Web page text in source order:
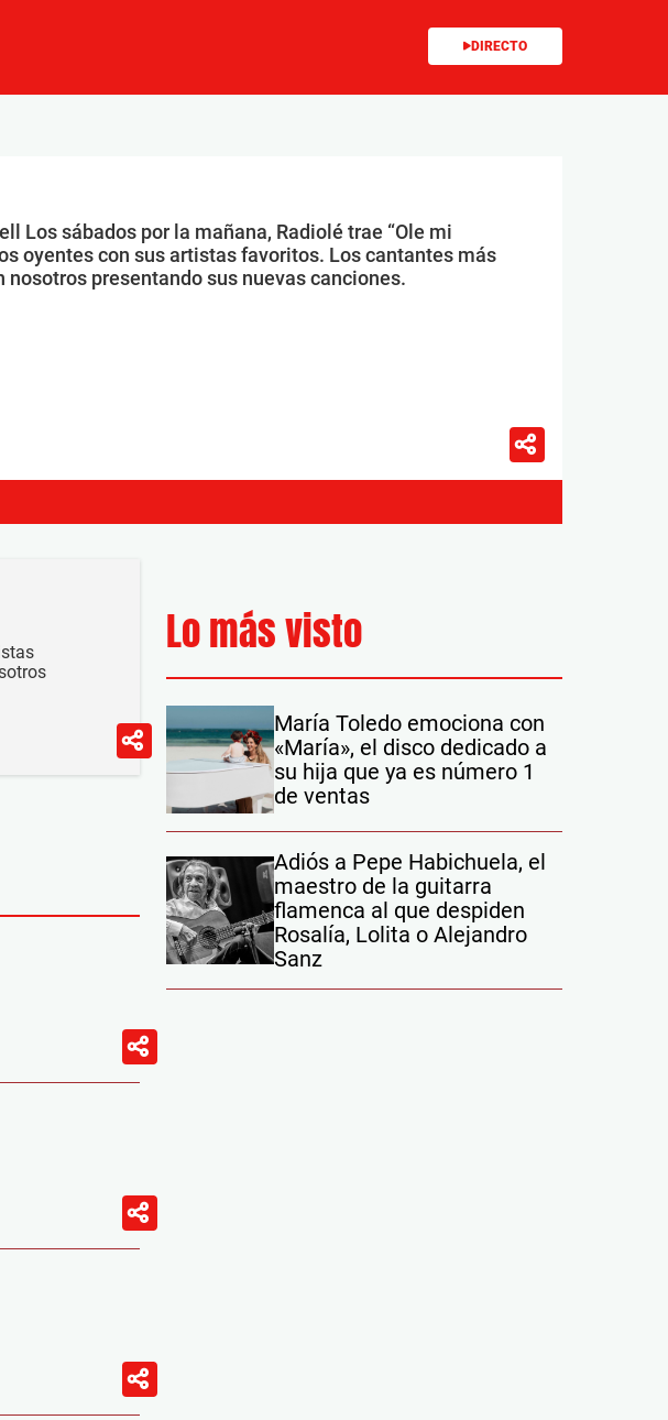
DIRECTO
Los sábados por la mañana, Radiolé trae “Ole mi
oyentes con sus artistas favoritos. Los cantantes más
presentando sus nuevas canciones.
Lo más visto
María Toledo emociona con
«María», el disco dedicado a
su hija que ya es número 1
de ventas
Adiós a Pepe Habichuela, el
maestro de la guitarra
flamenca al que despiden
Rosalía, Lolita o Alejandro
Sanz